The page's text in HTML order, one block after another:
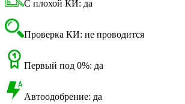
С плохой КИ: да
Проверка КИ: не проводится
Первый под 0%: да
Автоодобрение: да